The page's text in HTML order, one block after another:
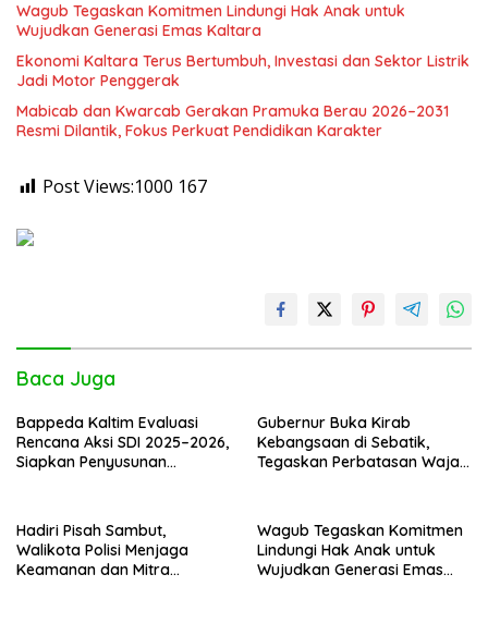
Wagub Tegaskan Komitmen Lindungi Hak Anak untuk
Wujudkan Generasi Emas Kaltara
Ekonomi Kaltara Terus Bertumbuh, Investasi dan Sektor Listrik
Jadi Motor Penggerak
Mabicab dan Kwarcab Gerakan Pramuka Berau 2026–2031
Resmi Dilantik, Fokus Perkuat Pendidikan Karakter
Post Views:1000 167
Baca Juga
Bappeda Kaltim Evaluasi
Rencana Aksi SDI 2025–2026,
Siapkan Penyusunan
Gubernur Buka Kirab
Kebangsaan di Sebatik,
Tegaskan Perbatasan Wajah
Hadiri Pisah Sambut,
Walikota Polisi Menjaga
Keamanan dan Mitra
Wagub Tegaskan Komitmen
Lindungi Hak Anak untuk
Wujudkan Generasi Emas